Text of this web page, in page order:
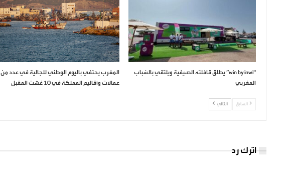
“win by inwi” يطلق قافلته الصيفية ويلتقي بالشباب
المغربي
المغرب يحتفي باليوم الوطني للجالية في عدد من
عمالات وأقاليم المملكة في 10 غشت المقبل
السابق التالي
اترك رد